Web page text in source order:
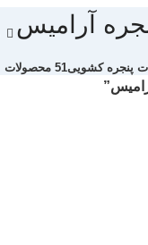
آرامیس
پنجره کشویی51 محصولات